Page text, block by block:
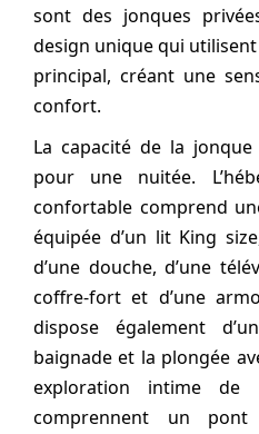
sont des jonques
design unique qui
principal, créant une
confort.
La capacité de la
pour une nuitée.
confortable comprend
équipée d’un lit King
d’une douche, d’une
coffre-fort et d’une
dispose également
baignade et la plongée
exploration intime de
comprennent un